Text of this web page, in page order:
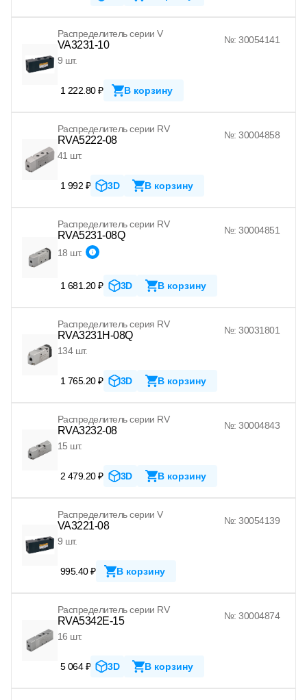
Распределитель серии V
VA3231-10
№: 30054141
9 шт.
1 222.80 ₽ В корзину
Распределитель серии RV
RVA5222-08
№: 30004858
41 шт.
1 992 ₽ 3D В корзину
Распределитель серии RV
RVA5231-08Q №: 30004851
18 шт.
1 681.20 ₽ 3D В корзину
Распределитель серия RV
RVA3231H-08Q
№: 30031801
134 шт.
1 765.20 ₽ 3D В корзину
Распределитель серии RV
RVA3232-08
№: 30004843
15 шт.
2 479.20 ₽ 3D В корзину
Распределитель серии V
VA3221-08
№: 30054139
9 шт.
995.40 ₽ В корзину
Распределитель серии RV
RVA5342E-15
№: 30004874
16 шт.
5 064 ₽ 3D В корзину